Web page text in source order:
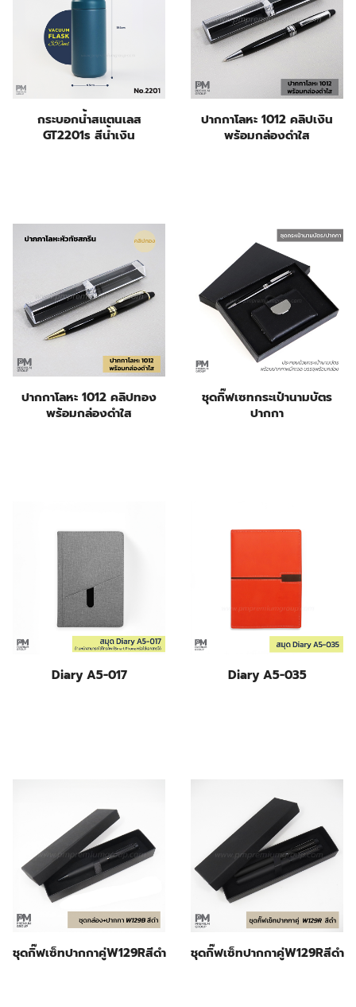
กระบอกน้ำสแตนเลส
GT2201s สีน้ำเงิน
ปากกาโลหะ 1012 คลิปเงิน
พร้อมกล่องดำใส
ปากกาโลหะ 1012 คลิปทอง
พร้อมกล่องดำใส
ชุดกิ๊ฟเซทกระเป๋านามบัตร
ปากกา
Diary A5-017 Diary A5-035
ชุดกิ๊ฟเซ็ทปากกาคู่W129Rสีดำ ชุดกิ๊ฟเซ็ทปากกาคู่W129Rสีดำ